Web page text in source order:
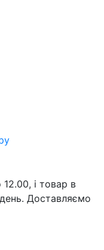
і товар в
Доставляємо